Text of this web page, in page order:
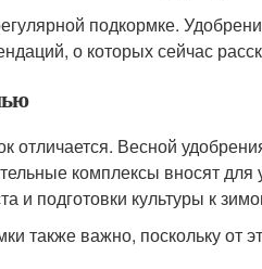
подкормке.
о которых сейчас
отличается. Весной
комплексы вносят
и подготовки культуры к
важно, поскольку от